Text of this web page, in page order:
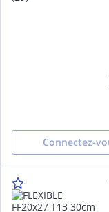
Connectez-